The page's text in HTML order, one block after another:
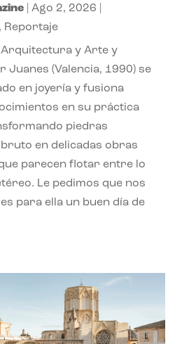
| Ago 2, 2026
Reportaje
Arquitectura y Arte y
Juanes (Valencia, 1990) se
en joyería y fusiona
en su práctica
piedras
en delicadas obras
parecen flotar entre lo
Le pedimos que nos
para ella un buen día de